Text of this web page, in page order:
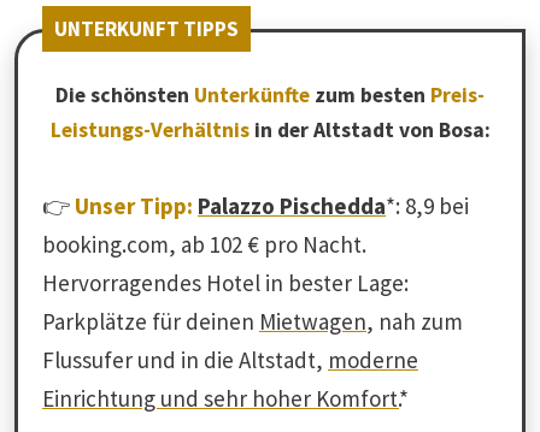
UNTERKUNFT TIPPS
Die schönsten Unterkünfte zum besten Preis-
Leistungs-Verhältnisin der Altstadt von Bosa:
👉 Unser Tipp: Palazzo Pischedda*: 8,9 bei
booking.com, ab 102 € pro Nacht.
Hervorragendes Hotel in bester Lage:
Parkplätze für deinen Mietwagen, nah zum
Flussufer und in die Altstadt, moderne
Einrichtung und sehr hoher Komfort.*